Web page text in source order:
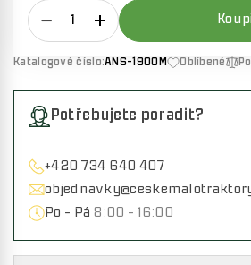
Katalogové číslo:ANS-1900M Oblíbené
Potřebujete poradit?
+420 734 640 407
Po - Pá 8:00 - 16:00